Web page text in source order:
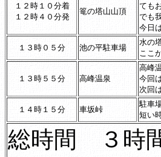
１２時１０分着
１２時４０分発
篭の塔山山頂
ても
でも
今日
１３時０５分 池の平駐車場
水の
ここ
１３時５５分 高峰温泉
高峰
今回
次回
１４時１５分 車坂峠
駐車
短い
総時間 ３時